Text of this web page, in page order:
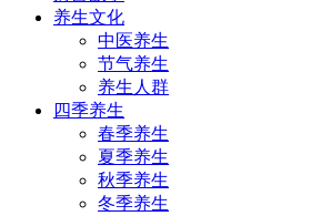
养生文化
中医养生
节气养生
养生人群
四季养生
春季养生
夏季养生
秋季养生
冬季养生